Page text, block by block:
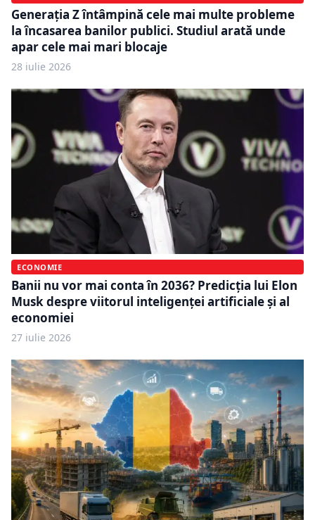
Generația Z întâmpină cele mai multe probleme
la încasarea banilor publici. Studiul arată unde
apar cele mai mari blocaje
28 iulie 2026
ECONOMIE
Banii nu vor mai conta în 2036? Predicția lui Elon
Musk despre viitorul inteligenței artificiale și al
economiei
27 iulie 2026